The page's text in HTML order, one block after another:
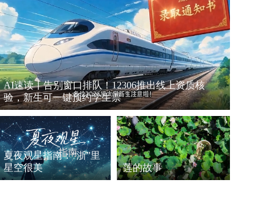
AI速读丨告别窗口排队！12306推出线上资质核
验，新生可一键预约学生票
夏夜观星指南：“浙”里
星空很美
莲的故事